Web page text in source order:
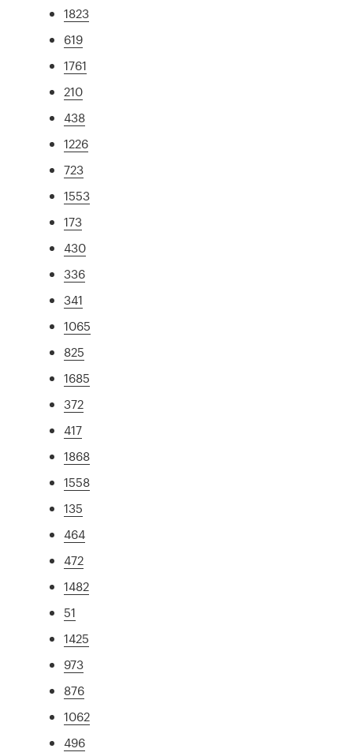
1823
619
1761
210
438
1226
723
1553
173
430
336
341
1065
825
1685
372
417
1868
1558
135
464
472
1482
51
1425
973
876
1062
496